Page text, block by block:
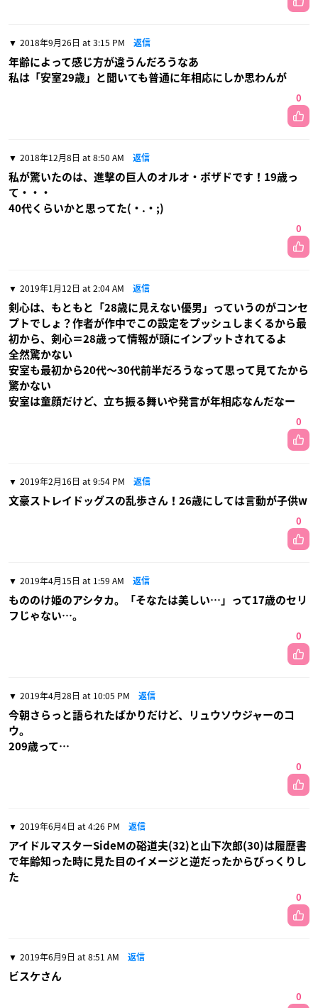
2018年9月26日 at 3:15 PM 返信
年齢によって感じ方が違うんだろうなあ
私は「安室29歳」と聞いても普通に年相応にしか思わんが
0
2018年12月8日 at 8:50 AM 返信
私が驚いたのは、進撃の巨人のオルオ・ボザドです！19歳っ
て・・・
40代くらいかと思ってた(・.・;)
0
2019年1月12日 at 2:04 AM 返信
剣心は、もともと「28歳に見えない優男」っていうのがコンセ
プトでしょ？作者が作中でこの設定をプッシュしまくるから最
初から、剣心＝28歳って情報が頭にインプットされてるよ
全然驚かない
安室も最初から20代〜30代前半だろうなって思って見てたから
驚かない
安室は童顔だけど、立ち振る舞いや発言が年相応なんだなー
0
2019年2月16日 at 9:54 PM 返信
文豪ストレイドッグスの乱歩さん！26歳にしては言動が子供‪w
0
2019年4月15日 at 1:59 AM 返信
もののけ姫のアシタカ。「そなたは美しい…」って17歳のセリ
フじゃない…。
0
2019年4月28日 at 10:05 PM 返信
今朝さらっと語られたばかりだけど、リュウソウジャーのコ
ウ。
209歳って…
0
2019年6月4日 at 4:26 PM 返信
アイドルマスターSideMの硲道夫(32)と山下次郎(30)は履歴書
で年齢知った時に見た目のイメージと逆だったからびっくりし
た
0
2019年6月9日 at 8:51 AM 返信
ビスケさん
0